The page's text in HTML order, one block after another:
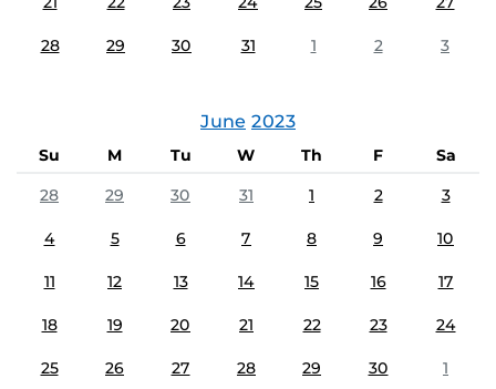
28 29 30 31 1 2 3
June 2023
Su M Tu W Th F
Sa
28
29 30 31 1 2 3
4 5 6 7 8 9 10
11 12 13 14 15 16 17
18 19 20 21 22 23 24
25 26 27 28 29 30 1